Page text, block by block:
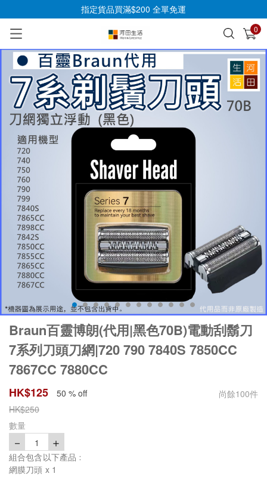
指定貨品買滿$200 全單免運
0
已加入購物車 查看
Braun百靈博朗(代用|黑色70B)電動刮鬍刀
7系列刀頭刀網|720 790 7840S 7850CC
7867CC 7880CC
HK$125 50 % off 尚餘100件
HK$250
數量
－ 1 ＋
組合包含以下產品﹕
網膜刀頭 x 1